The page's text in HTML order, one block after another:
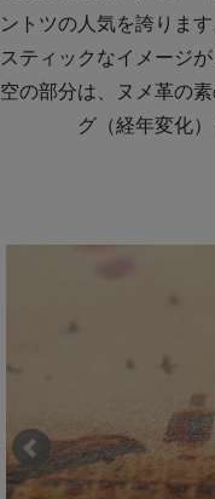
ントツの人気を誇りま
スティックなイメージ
空の部分は、ヌメ革の
グ（経年変化